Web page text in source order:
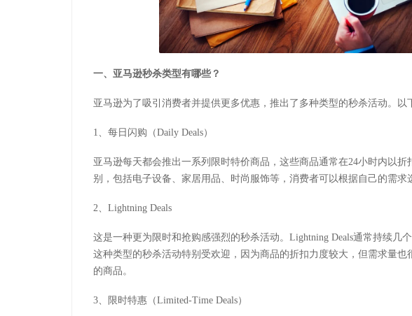
一、亚马逊秒杀类型有哪些？
亚马逊为了吸引消费者并提供更多优惠，推出了多种类型的秒杀活动。以
1、每日闪购（Daily Deals）
亚马逊每天都会推出一系列限时特价商品，这些商品通常在24小时内以
别，包括电子设备、家居用品、时尚服饰等，消费者可以根据自己的需求
2、Lightning Deals
这是一种更为限时和抢购感强烈的秒杀活动。Lightning Deals通常持续几
这种类型的秒杀活动特别受欢迎，因为商品的折扣力度较大，但需求量
的商品。
3、限时特惠（Limited-Time Deals）